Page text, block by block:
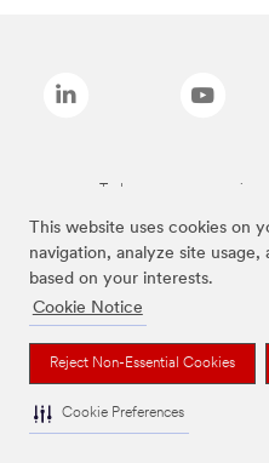
This website uses cookies on
navigation, analyze site
based on your interests.
Cookie Notice
Reject Non-Essential Cookies
Cookie Preferences
Todas as marcas